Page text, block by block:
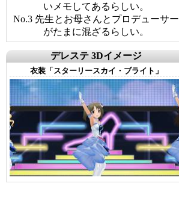
いメモしてあるらしい。
No.3 先生とお母さんとプロデューサー
がたまに混ざるらしい。
デレステ 3Dイメージ
衣装「スターリースカイ・ブライト」